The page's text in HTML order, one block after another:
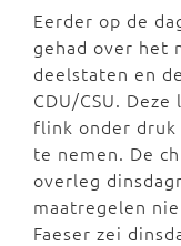
Eerder op de
gehad over het
deelstaten en
CDU/CSU.
flink onder
te nemen. De
overleg
maatregelen
Faeser zei